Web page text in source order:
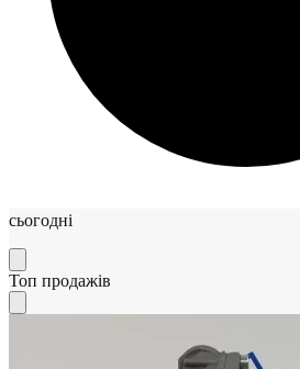
сьогодні
Топ продажів